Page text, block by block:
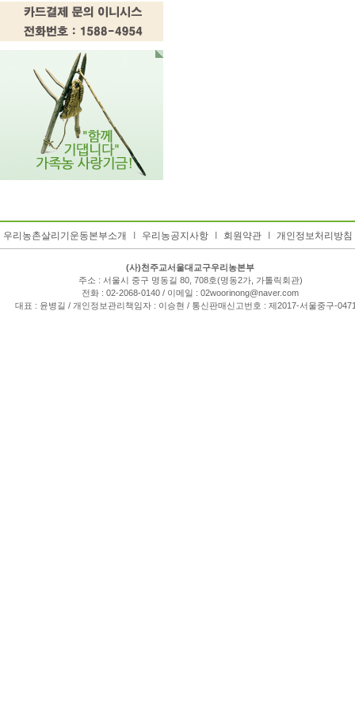
우리농촌살리기운동본부소개 우리농공지사항 회원약관 개인정보처리방침
(사)천주교서울대교구우리농본부
주소 : 서울시 중구 명동길 80, 708호(명동2가, 가톨릭회관)
전화 : 02-2068-0140 / 이메일 : 02woorinong@naver.com
대표 : 윤병길 / 개인정보관리책임자 : 이승현 / 통신판매신고번호 : 제2017-서울중구-